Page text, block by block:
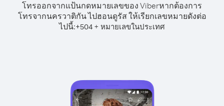
โทรออกจากแป้นกดหมายเลขของ Viberหากต้องการ
โทรจากนครวาติกัน ไปฮอนดูรัส ให้เรียกเลขหมายดังต่อ
ไปนี้:+504 + หมายเลขในประเทศ